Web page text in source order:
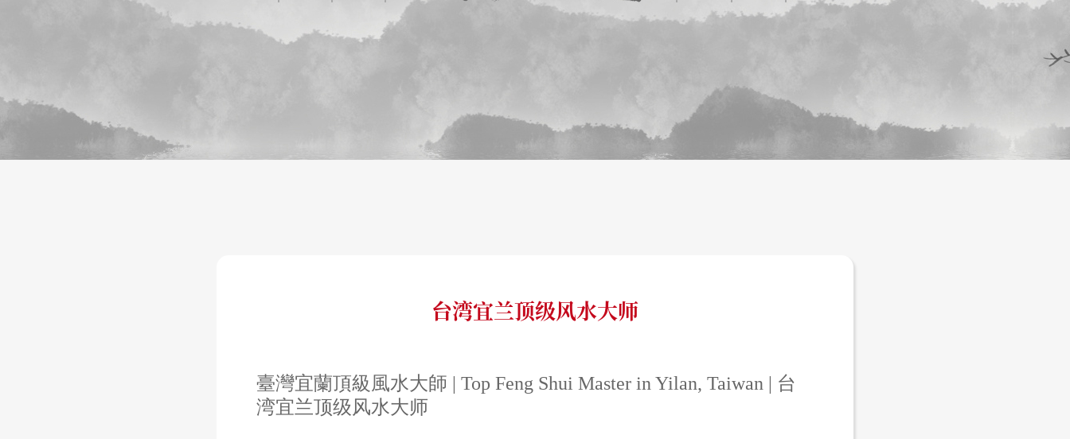
台湾宜兰顶级风水大师
臺灣宜蘭頂級風水大師 | Top Feng Shui Master in Yilan, Taiwan | 台
湾宜兰顶级风水大师